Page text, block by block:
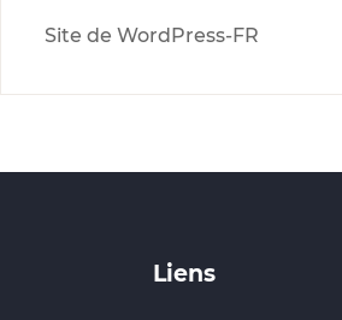
Site de WordPress-FR
Liens